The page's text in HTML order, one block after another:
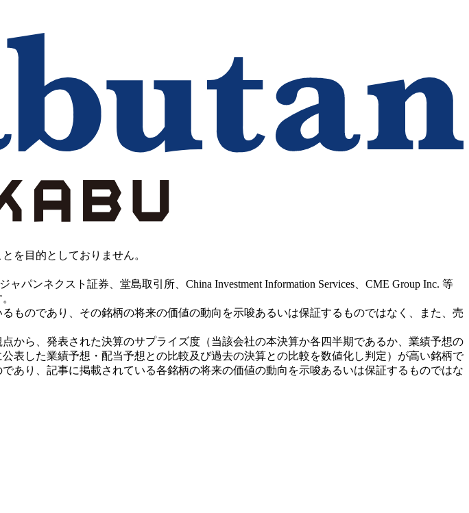
を目的としておりません。
ンネクスト証券、堂島取引所、China Investment Information Services、CME Group Inc. 等
ものであり、その銘柄の将来の価値の動向を示唆あるいは保証するものではなく、また、売
から、発表された決算のサプライズ度（当該会社の本決算か各四半期であるか、業績予想の
表した業績予想・配当予想との比較及び過去の決算との比較を数値化し判定）が高い銘柄で
あり、記事に掲載されている各銘柄の将来の価値の動向を示唆あるいは保証するものではな